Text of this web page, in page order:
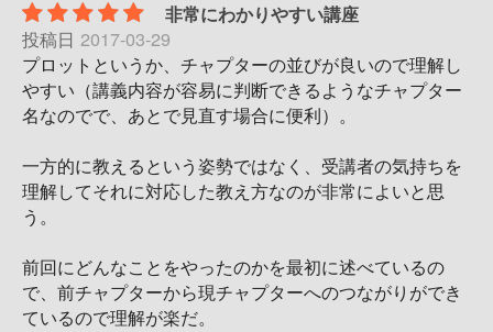
非常にわかりやすい講座
投稿日 2017-03-29
プロットというか、チャプターの並びが良いので理解し
やすい（講義内容が容易に判断できるようなチャプター
名なのでで、あとで見直す場合に便利）。
一方的に教えるという姿勢ではなく、受講者の気持ちを
理解してそれに対応した教え方なのが非常によいと思
う。
前回にどんなことをやったのかを最初に述べているの
で、前チャプターから現チャプターへのつながりができ
ているので理解が楽だ。